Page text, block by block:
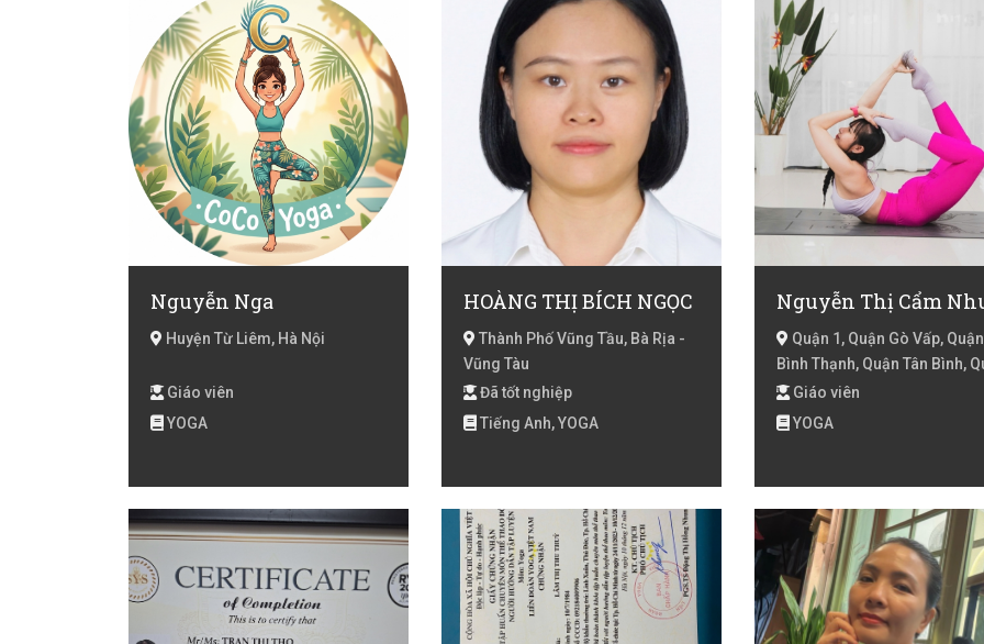
Nguyễn Nga
Huyện Từ Liêm, Hà Nội
Giáo viên
YOGA
HOÀNG THỊ BÍCH NGỌC
Thành Phố Vũng Tầu, Bà Rịa -
Vũng Tàu
Đã tốt nghiệp
Tiếng Anh, YOGA
Quận 1, Quận Gò Vấp, Quận
Bình Thạnh, Quận Tân Bình,
Phú Nhuận, Quận 2, Quận 3,
10, Quận 11, Quận 4, Quận 5,
Giáo viên
YOGA